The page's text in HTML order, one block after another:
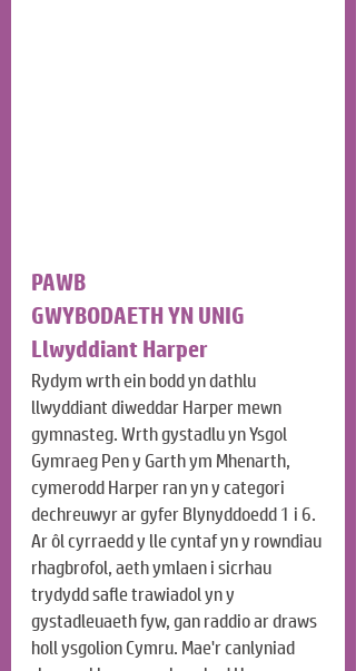
PAWB
GWYBODAETH YN UNIG
Llwyddiant Harper
Rydym wrth ein bodd yn dathlu
llwyddiant diweddar Harper mewn
gymnasteg. Wrth gystadlu yn Ysgol
Gymraeg Pen y Garth ym Mhenarth,
cymerodd Harper ran yn y categori
dechreuwyr ar gyfer Blynyddoedd 1 i 6.
Ar ôl cyrraedd y lle cyntaf yn y rowndiau
rhagbrofol, aeth ymlaen i sicrhau
trydydd safle trawiadol yn y
gystadleuaeth fyw, gan raddio ar draws
holl ysgolion Cymru. Mae'r canlyniad